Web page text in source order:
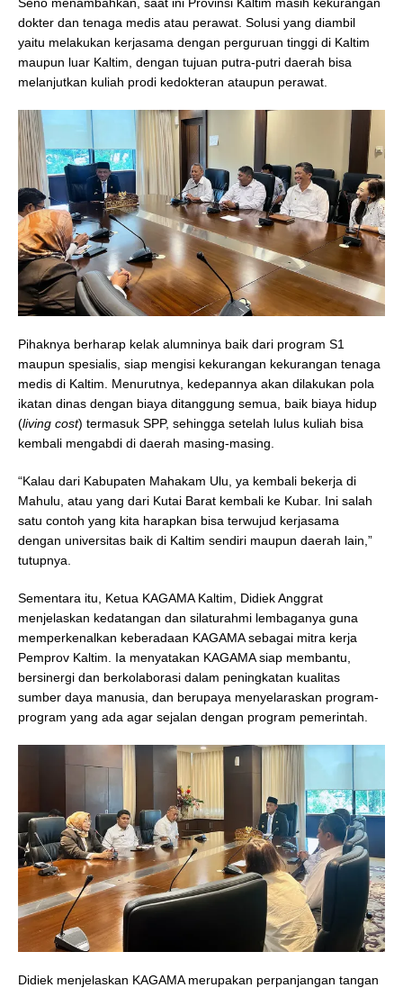
dokter dan tenaga medis atau perawat. Solusi yang diambil
yaitu melakukan kerjasama dengan perguruan tinggi di Kaltim
maupun luar Kaltim, dengan tujuan putra-putri daerah bisa
melanjutkan kuliah prodi kedokteran ataupun perawat.
Pihaknya berharap kelak alumninya baik dari program S1
maupun spesialis, siap mengisi kekurangan kekurangan tenaga
medis di Kaltim. Menurutnya, kedepannya akan dilakukan pola
ikatan dinas dengan biaya ditanggung semua, baik biaya hidup
(living cost) termasuk SPP, sehingga setelah lulus kuliah bisa
kembali mengabdi di daerah masing-masing.
“Kalau dari Kabupaten Mahakam Ulu, ya kembali bekerja di
Mahulu, atau yang dari Kutai Barat kembali ke Kubar. Ini salah
satu contoh yang kita harapkan bisa terwujud kerjasama
dengan universitas baik di Kaltim sendiri maupun daerah lain,”
tutupnya.
Sementara itu, Ketua KAGAMA Kaltim, Didiek Anggrat
menjelaskan kedatangan dan silaturahmi lembaganya guna
memperkenalkan keberadaan KAGAMA sebagai mitra kerja
Pemprov Kaltim. Ia menyatakan KAGAMA siap membantu,
bersinergi dan berkolaborasi dalam peningkatan kualitas
sumber daya manusia, dan berupaya menyelaraskan program-
program yang ada agar sejalan dengan program pemerintah.
Didiek menjelaskan KAGAMA merupakan perpanjangan tangan